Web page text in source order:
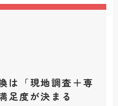
は「現地調査＋専
足度が決まる